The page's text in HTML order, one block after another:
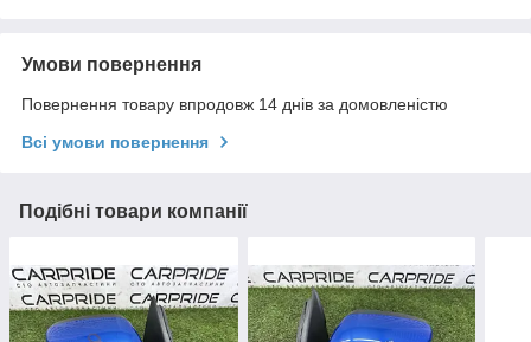
Умови повернення
Повернення товару впродовж 14 днів за домовленістю
Всі умови повернення
Подібні товари компанії